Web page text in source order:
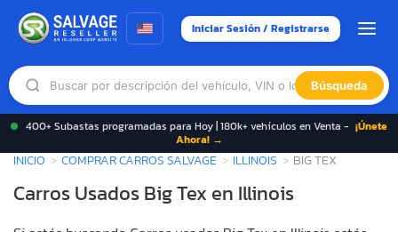
Iniciar Sesión / Registrarse
Búsqueda
400+ Subastas programadas para Hoy | 180k+ vehículos en Venta - ¡Únete
Ahora! →
INICIO COMPRAR CARROS SALVAGE ILLINOIS BIG TEX
Carros Usados Big Tex en Illinois